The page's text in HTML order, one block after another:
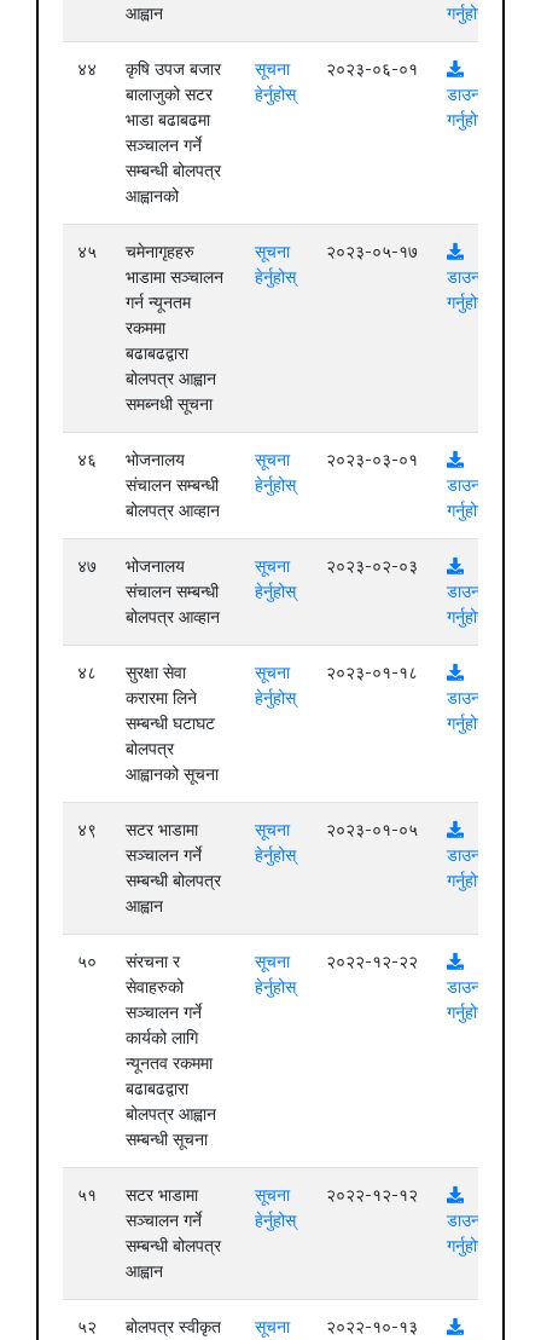
आह्वान गर्नुहोस्
४४
कृषि उपज बजार
बालाजुको सटर
भाडा बढाबढमा
सञ्चालन गर्ने
सम्बन्धी बोलपत्र
आह्वानको
सूचना
हेर्नुहोस्
२०२३-०६-०१
डाउनलोड
गर्नुहोस्
४५
चमेनागृहहरु
भाडामा सञ्चालन
गर्न न्यूनतम
रकममा
बढाबढद्वारा
बोलपत्र आह्वान
समब्नधी सूचना
सूचना
हेर्नुहोस्
२०२३-०५-१७
डाउनलोड
गर्नुहोस्
४६
भोजनालय
संचालन सम्बन्धी
बोलपत्र आव्हान
सूचना
हेर्नुहोस्
२०२३-०३-०१
डाउनलोड
गर्नुहोस्
४७
भोजनालय
संचालन सम्बन्धी
बोलपत्र आव्हान
सूचना
हेर्नुहोस्
२०२३-०२-०३
डाउनलोड
गर्नुहोस्
४८
सुरक्षा सेवा
करारमा लिने
सम्बन्धी घटाघट
बोलपत्र
आह्वानको सूचना
सूचना
हेर्नुहोस्
२०२३-०१-१८
डाउनलोड
गर्नुहोस्
४९
सटर भाडामा
सञ्चालन गर्ने
सम्बन्धी बोलपत्र
आह्वान
सूचना
हेर्नुहोस्
२०२३-०१-०५
डाउनलोड
गर्नुहोस्
५०
संरचना र
सेवाहरुको
सञ्चालन गर्ने
कार्यको लागि
न्यूनतव रकममा
बढाबढद्वारा
बोलपत्र आह्वान
सम्बन्धी सूचना
सूचना
हेर्नुहोस्
२०२२-१२-२२
डाउनलोड
गर्नुहोस्
५१
सटर भाडामा
सञ्चालन गर्ने
सम्बन्धी बोलपत्र
आह्वान
सूचना
हेर्नुहोस्
२०२२-१२-१२
डाउनलोड
गर्नुहोस्
५२
बोलपत्र स्वीकृत
सूचना
२०२२-१०-१३